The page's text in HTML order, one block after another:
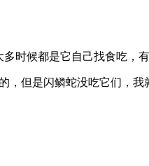
时候都是它自己找食吃，
，但是闪鳞蛇没吃它们，